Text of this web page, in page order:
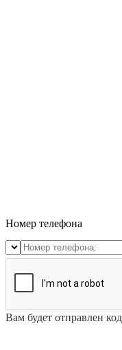
Номер телефона
Вам будет отправлен